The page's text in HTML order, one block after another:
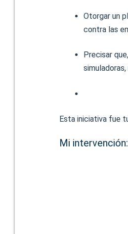
Otorgar un
contra las
Precisar
Esta iniciativa fue
Mi intervención: